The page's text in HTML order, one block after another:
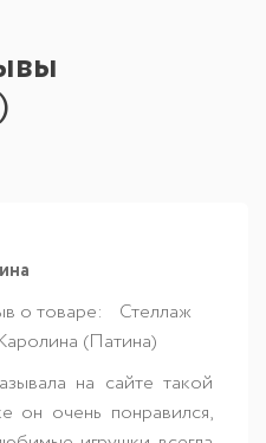
)
о товаре:
Стеллаж
(Патина)
на сайте такой
он очень понравился,